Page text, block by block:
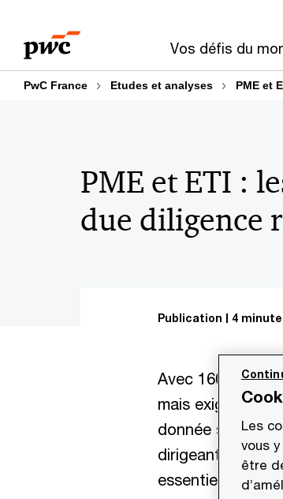
contenu
de
Vos défis du
PwC France Etudes et analyses PME et
PME et ETI :
due diligence
Publication 4
Avec 160 000
mais exigeant.
donnée souvent
dirigeants peu
essentielles
Les
vous
être